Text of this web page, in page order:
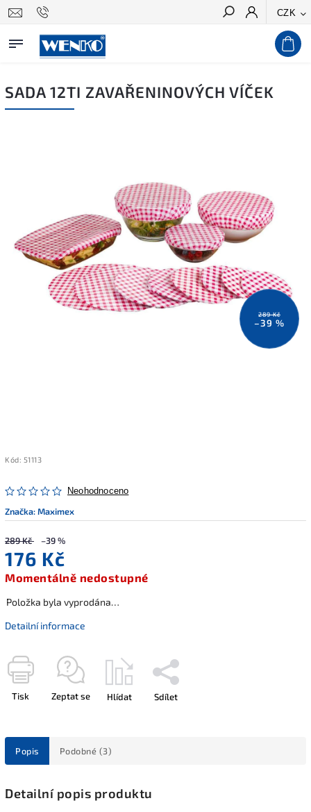
CZK
Hledat
SADA 12TI ZAVAŘENINOVÝCH VÍČEK
289 Kč
–39 %
Kód: 51113
Neohodnoceno
Značka:Maximex
289 Kč –39 %
176 Kč
Momentálně nedostupné
Položka byla vyprodána…
Detailní informace
Tisk Zeptat se Hlídat Sdílet
Popis Podobné (3)
Detailní popis produktu